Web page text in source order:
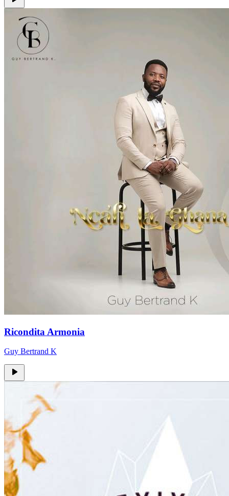
Ricondita Armonia
Guy Bertrand K